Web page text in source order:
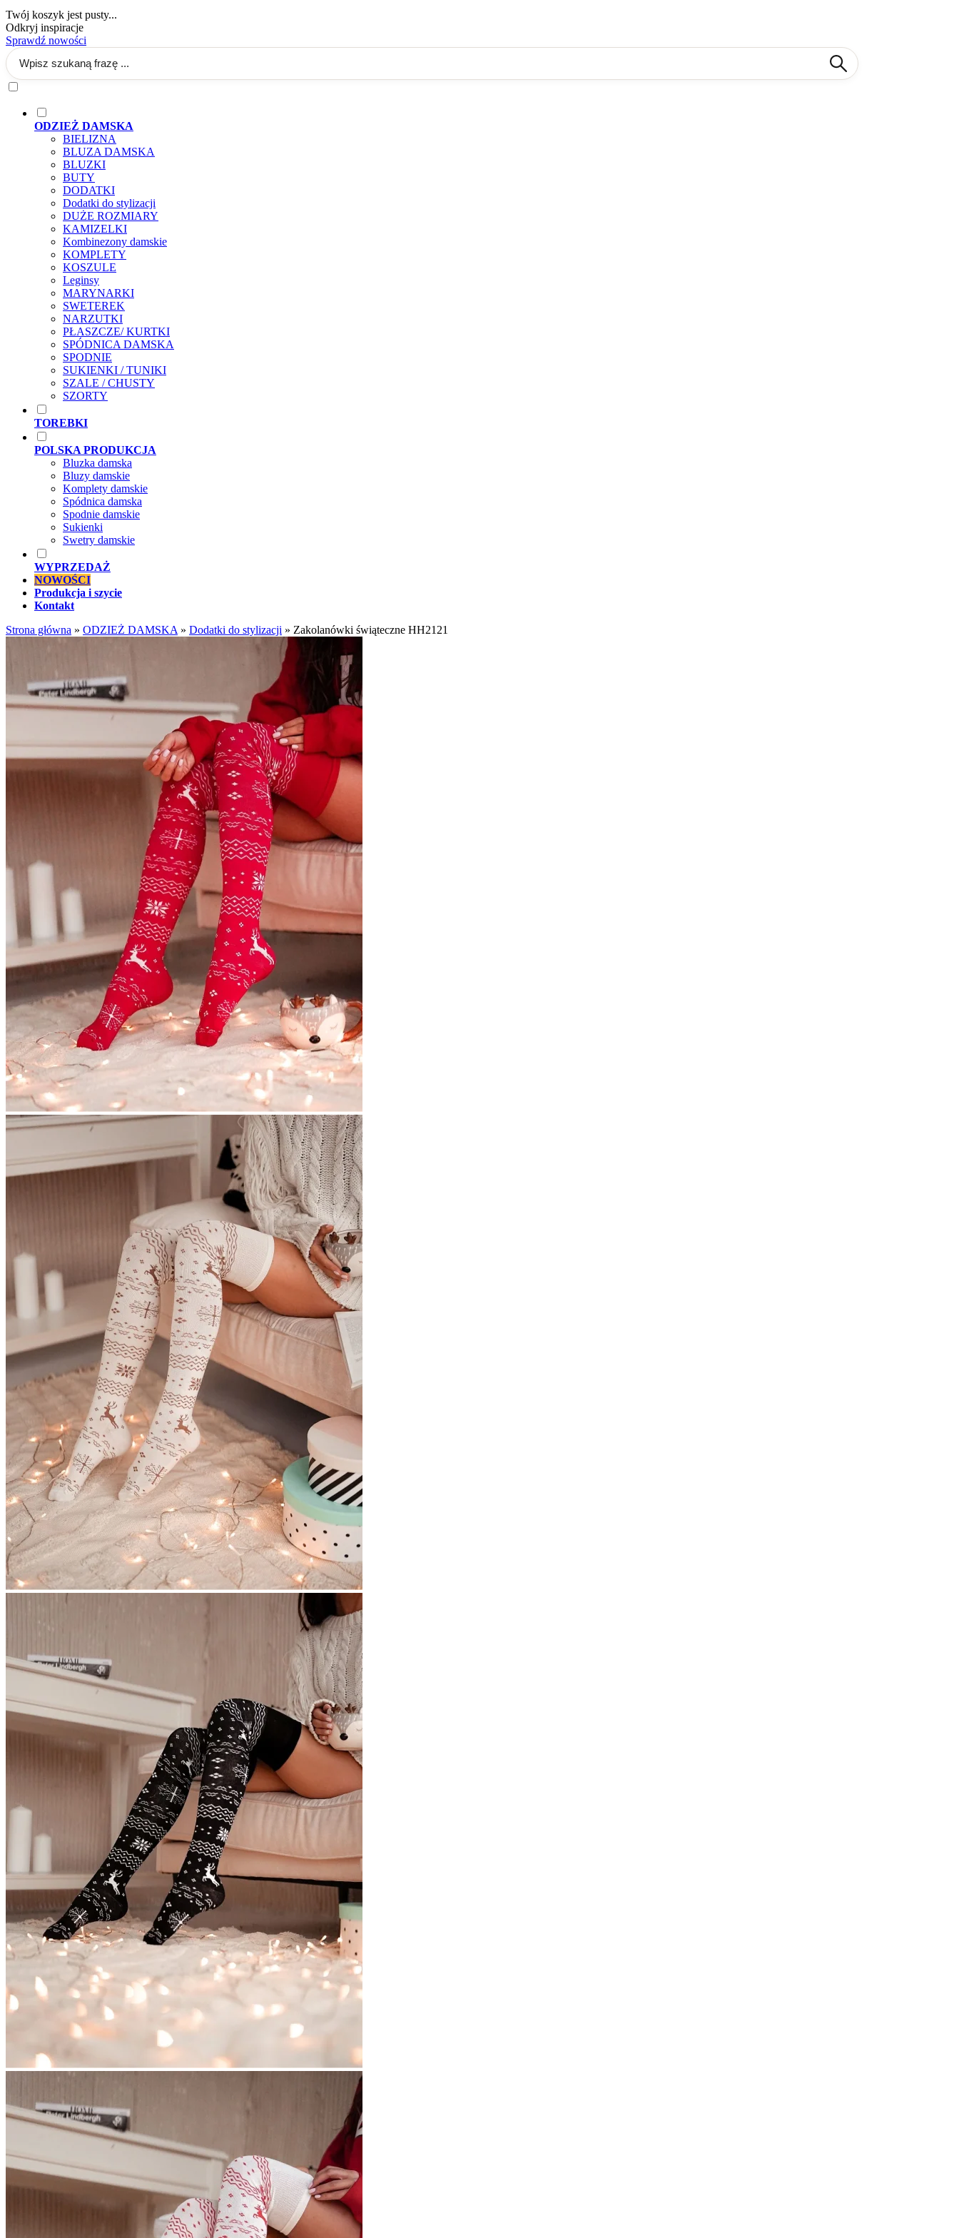
Twój koszyk jest pusty...
Odkryj inspiracje
Sprawdź nowości
ODZIEŻ DAMSKA
BIELIZNA
BLUZA DAMSKA
BLUZKI
BUTY
DODATKI
Dodatki do stylizacji
DUŻE ROZMIARY
KAMIZELKI
Kombinezony damskie
KOMPLETY
KOSZULE
Leginsy
MARYNARKI
SWETEREK
NARZUTKI
PŁASZCZE/ KURTKI
SPÓDNICA DAMSKA
SPODNIE
SUKIENKI / TUNIKI
SZALE / CHUSTY
SZORTY
TOREBKI
POLSKA PRODUKCJA
Bluzka damska
Bluzy damskie
Komplety damskie
Spódnica damska
Spodnie damskie
Sukienki
Swetry damskie
WYPRZEDAŻ
NOWOŚCI
Produkcja i szycie
Kontakt
Strona główna » ODZIEŻ DAMSKA » Dodatki do stylizacji » Zakolanówki świąteczne HH2121